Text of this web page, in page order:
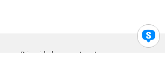
Privacidad Legal